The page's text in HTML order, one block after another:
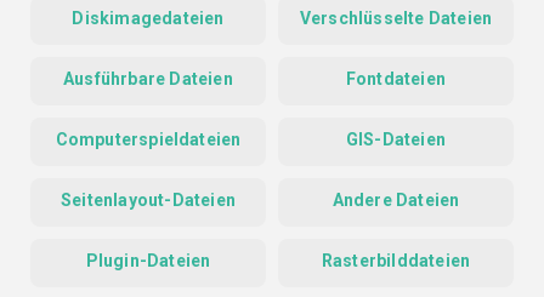
Diskimagedateien Verschlüsselte Dateien
Ausführbare Dateien Fontdateien
Computerspieldateien GIS-Dateien
Seitenlayout-Dateien Andere Dateien
Plugin-Dateien Rasterbilddateien